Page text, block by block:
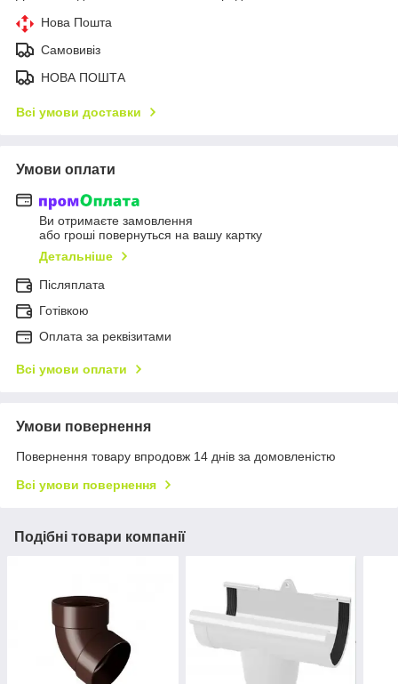
Нова Пошта
Самовивіз
НОВА ПОШТА
Всі умови доставки
Умови оплати
Ви отримаєте замовлення
або гроші повернуться на вашу картку
Детальніше
Післяплата
Готівкою
Оплата за реквізитами
Всі умови оплати
Умови повернення
Повернення товару впродовж 14 днів за домовленістю
Всі умови повернення
Подібні товари компанії